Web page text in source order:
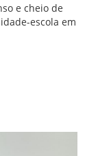
e cheio de
escola em